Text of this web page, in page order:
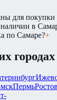
для покупки
в
по Самаре?+
городах
Пермь